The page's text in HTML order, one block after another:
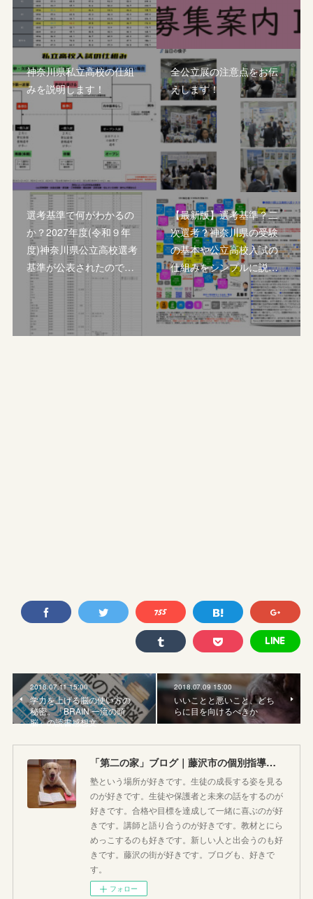
神奈川県私立高校の仕組
みを説明します！
全公立展の注意点をお伝
えします！
選考基準で何がわかるの
か？2027年度(令和９年
度)神奈川県公立高校選考
基準が公表されたので…
【最新版】選考基準？二
次選考？神奈川県の受験
の基本や公立高校入試の
仕組みをシンプルに説…
2018.07.11 15:00
学力を上げる脳の使い方の
秘密。「BRAIN 一流の頭
脳」の読書感想文
2018.07.09 15:00
いいことと悪いこと、どち
らに目を向けるべきか
「第二の家」ブログ｜藤沢市の個別指導塾のお話
塾という場所が好きです。生徒の成長する姿を見る
のが好きです。生徒や保護者と未来の話をするのが
好きです。合格や目標を達成して一緒に喜ぶのが好
きです。講師と語り合うのが好きです。教材とにら
めっこするのも好きです。新しい人と出会うのも好
きです。藤沢の街が好きです。ブログも、好きで
す。
フォロー